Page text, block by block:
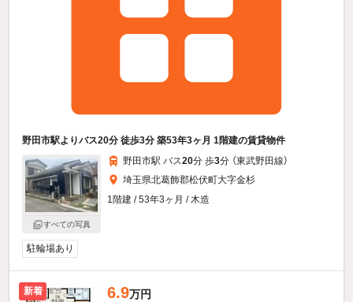
野田市駅よりバス20分 徒歩3分 築53年3ヶ月 1階建の賃貸物件
すべての写真
野田市駅 バス20分 歩3分 （東武野田線）
埼玉県北葛飾郡松伏町大字金杉
1階建 / 53年3ヶ月 / 木造
駐輪場あり
新着 6.9万円